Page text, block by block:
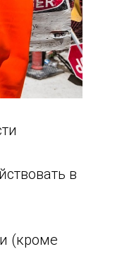
в
(кроме